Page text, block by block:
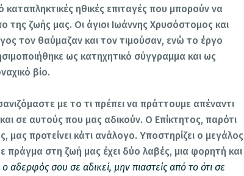
καταπληκτικές ηθικές επιταγές που μπορούν να
της ζωής μας. Οι άγιοι Ιωάννης Χρυσόστομος και
τον θαύμαζαν και τον τιμούσαν, ενώ το έργο
ως κατηχητικό σύγγραμμα και ως
βίο.
με το τι πρέπει να πράττουμε απέναντι
σε αυτούς που μας αδικούν. Ο Επίκτητος, παρότι
μας προτείνει κάτι ανάλογο. Υποστηρίζει ο μεγάλος
πράγμα στη ζωή μας έχει δύο λαβές, μια φορητή και
αδερφός σου σε αδικεί, μην πιαστείς από το ότι σε